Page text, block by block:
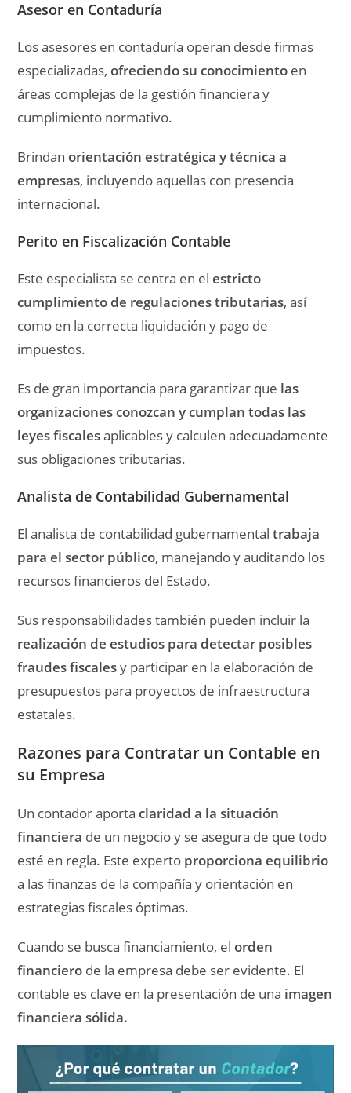
Asesor en Contaduría
Los asesores en contaduría operan desde firmas
especializadas,ofreciendo su conocimiento en
áreas complejas de la gestión financiera y
cumplimiento normativo.
Brindanorientación estratégica y técnica a
empresas, incluyendo aquellas con presencia
internacional.
Perito en Fiscalización Contable
Este especialista se centra en elestricto
cumplimiento de regulaciones tributarias, así
como en la correcta liquidación y pago de
impuestos.
Es de gran importancia para garantizar que las
organizaciones conozcan y cumplan todas las
leyes fiscalesaplicables y calculen adecuadamente
sus obligaciones tributarias.
Analista de Contabilidad Gubernamental
El analista de contabilidad gubernamentaltrabaja
para el sector público, manejando y auditando los
recursos financieros del Estado.
Sus responsabilidades también pueden incluir la
realización de estudios para detectar posibles
fraudes fiscalesy participar en la elaboración de
presupuestos para proyectos de infraestructura
estatales.
Razones para Contratar un Contable en
su Empresa
Un contador aportaclaridad a la situación
financiera de un negocio y se asegura de que todo
esté en regla. Este experto proporciona equilibrio
a las finanzas de la compañía y orientación en
estrategias fiscales óptimas.
Cuando se busca financiamiento, elorden
financiero de la empresa debe ser evidente. El
contable es clave en la presentación de una imagen
financiera sólida.